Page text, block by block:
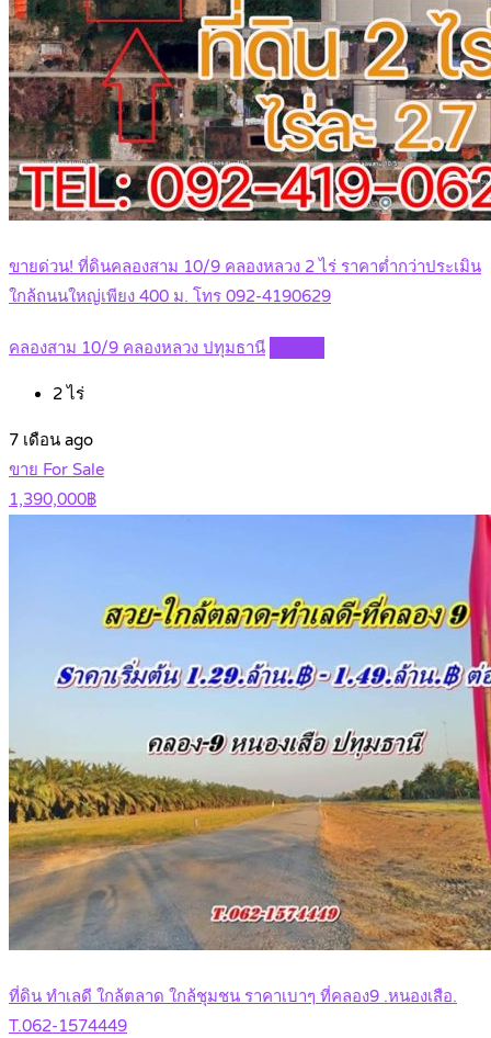
ขายด่วน! ที่ดินคลองสาม 10/9 คลองหลวง 2 ไร่ ราคาต่ำกว่าประเมิน
ใกล้ถนนใหญ่เพียง 400 ม. โทร 092-4190629
คลองสาม 10/9 คลองหลวง ปทุมธานี
2 ไร่
7 เดือน ago
ขาย For Sale
1,390,000฿
ที่ดิน ทำเลดี ใกล้ตลาด ใกล้ชุมชน ราคาเบาๆ ที่คลอง9 .หนองเสือ.
T.062-1574449